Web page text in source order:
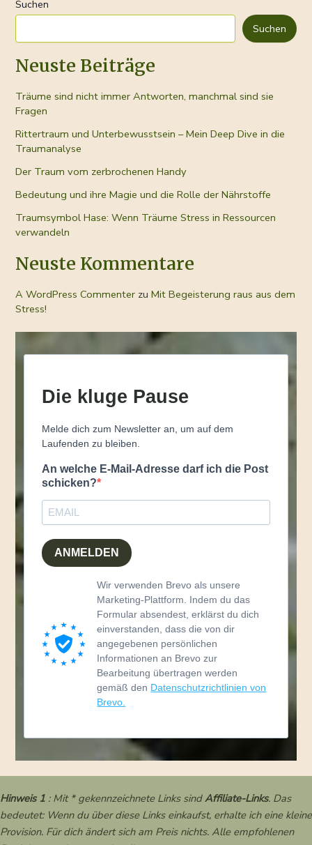
Suchen
Suchen
Neuste Beiträge
Träume sind nicht immer Antworten, manchmal sind sie
Fragen
Rittertraum und Unterbewusstsein – Mein Deep Dive in die
Traumanalyse
Der Traum vom zerbrochenen Handy
Bedeutung und ihre Magie und die Rolle der Nährstoffe
Traumsymbol Hase: Wenn Träume Stress in Ressourcen
verwandeln
Neuste Kommentare
A WordPress Commenter zuMit Begeisterung raus aus dem
Stress!
Die kluge Pause
Melde dich zum Newsletter an, um auf dem
Laufenden zu bleiben.
An welche E-Mail-Adresse darf ich die Post
schicken?
ANMELDEN
Wir verwenden Brevo als unsere
Marketing-Plattform. Indem du das
Formular absendest, erklärst du dich
einverstanden, dass die von dir
angegebenen persönlichen
Informationen an Brevo zur
Bearbeitung übertragen werden
gemäß den Datenschutzrichtlinien von
Brevo.
Hinweis 1 : Mit * gekennzeichnete Links sindAffiliate-Links. Das
bedeutet: Wenn du über diese Links einkaufst, erhalte ich eine kleine
Provision. Für dich ändert sich am Preis nichts. Alle empfohlenen